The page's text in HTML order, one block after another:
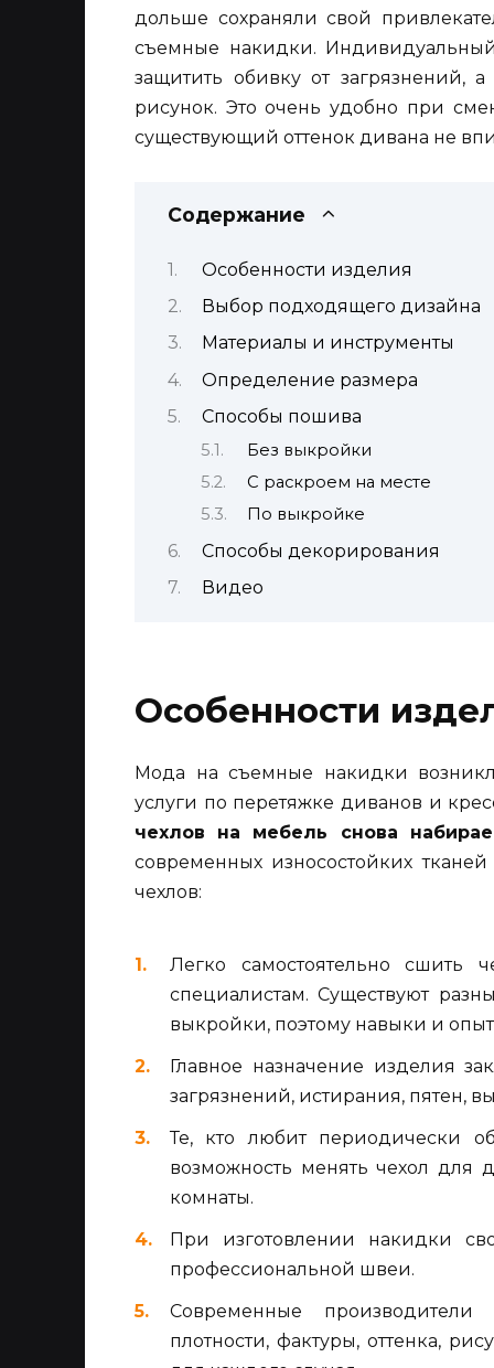
дольше сохраняли свой
съемные накидки.
защитить обивку от загрязнений,
рисунок. Это очень удобно при
существующий оттенок дивана не
Содержание
Особенности изделия
Выбор подходящего дизайна
Материалы и инструменты
Определение размера
Способы пошива
Без выкройки
С раскроем на месте
По выкройке
Способы декорирования
Видео
Особенности
Мода на съемные накидки
услуги по перетяжке диванов и
чехлов на мебель снова
современных износостойких
чехлов:
Легко самостоятельно
специалистам. Существуют
выкройки, поэтому навыки и
Главное назначение изделия
загрязнений, истирания, пятен,
Те, кто любит периодически
возможность менять чехол
комнаты.
При изготовлении накидки
профессиональной швеи.
Современные производители
плотности, фактуры, оттенка,